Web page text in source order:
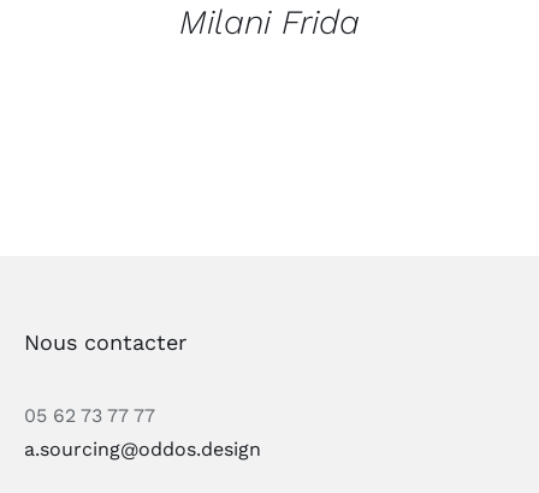
Milani Frida
Nous contacter
05 62 73 77 77
a.sourcing@oddos.design